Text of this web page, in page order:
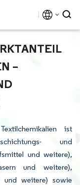
D
W
P
ist
und
und weitere),
und weitere),
und weitere) sowie